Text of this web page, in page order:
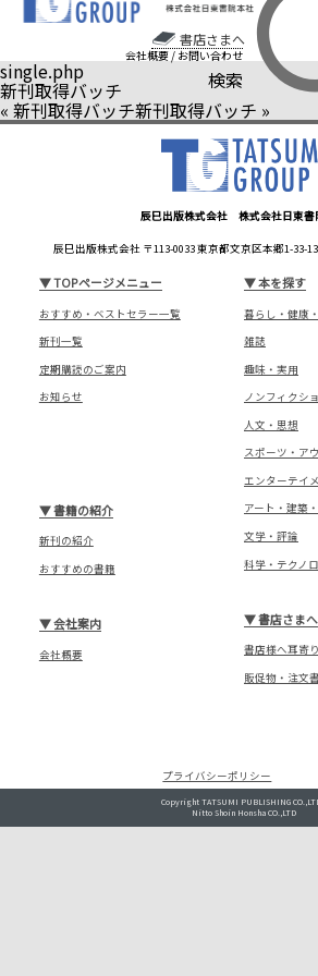
書店さまへ
会社概要 / お問い合わせ
検索
single.php
新刊取得バッチ
« 新刊取得バッチ新刊取得バッチ »
辰巳出版株式会社 株式会社日東書
辰巳出版株式会社 〒113-0033 東京都文京区本郷1-33-
▼TOPページメニュー
おすすめ・ベストセラー一覧
新刊一覧
定期購読のご案内
お知らせ
▼本を探す
暮らし・健康
雑誌
趣味・実用
ノンフィクシ
人文・思想
スポーツ・ア
エンターテイ
アート・建築
文学・評論
科学・テクノ
▼書籍の紹介
新刊の紹介
おすすめの書籍
▼書店さまへ
書店様へ耳寄
販促物・注文
▼会社案内
会社概要
プライバシーポリシー
Copyright TATSUMI PUBLISHING
Nitto Shoin Honsha CO.,LTD